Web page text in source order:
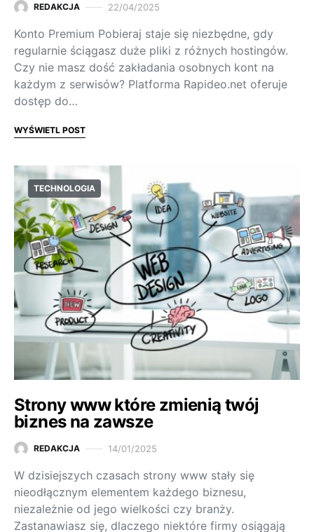
REDAKCJA 22/04/2025
Konto Premium Pobieraj staje się niezbędne, gdy
regularnie ściągasz duże pliki z różnych hostingów.
Czy nie masz dość zakładania osobnych kont na
każdym z serwisów? Platforma Rapideo.net oferuje
dostęp do…
WYŚWIETL POST
TECHNOLOGIA
Strony www które zmienią twój
biznes na zawsze
REDAKCJA 14/01/2025
W dzisiejszych czasach strony www stały się
nieodłącznym elementem każdego biznesu,
niezależnie od jego wielkości czy branży.
Zastanawiasz się, dlaczego niektóre firmy osiągają